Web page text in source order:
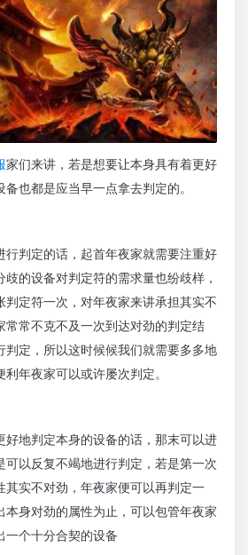
家们来讲，若是想要让本身具有着更好
也都是应当早一点拿去判定的。
行判定的话，起首年夜家就需要注重好
的设备对判定符的需求量也纷歧样，
判定符一次，对年夜家来讲承担其实不
常常不克不及一次到达对劲的判定结
判定，所以这时候候我们就需要多多地
年夜家可以或许屡次判定。
好地判定本身的设备的话，那末可以进
可以反复不竭地进行判定，若是第一次
其实不对劲，年夜家便可以再判定一
本身对劲的属性为止，可以包管年夜家
一个十分合契的设备